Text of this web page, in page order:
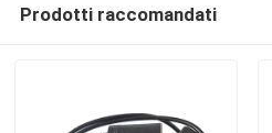
Prodotti raccomandati